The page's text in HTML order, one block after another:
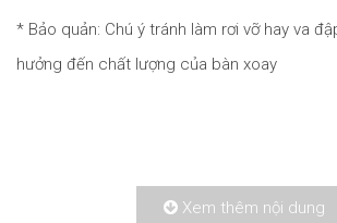
* Bảo quản: Chú ý tránh làm rơi vỡ hay va
hưởng đến chất lượng của bàn xoay
Xem thêm nội dung